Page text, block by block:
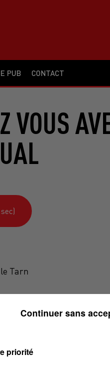
PUB CONTACT
Tarn
priorité
Continuer sans